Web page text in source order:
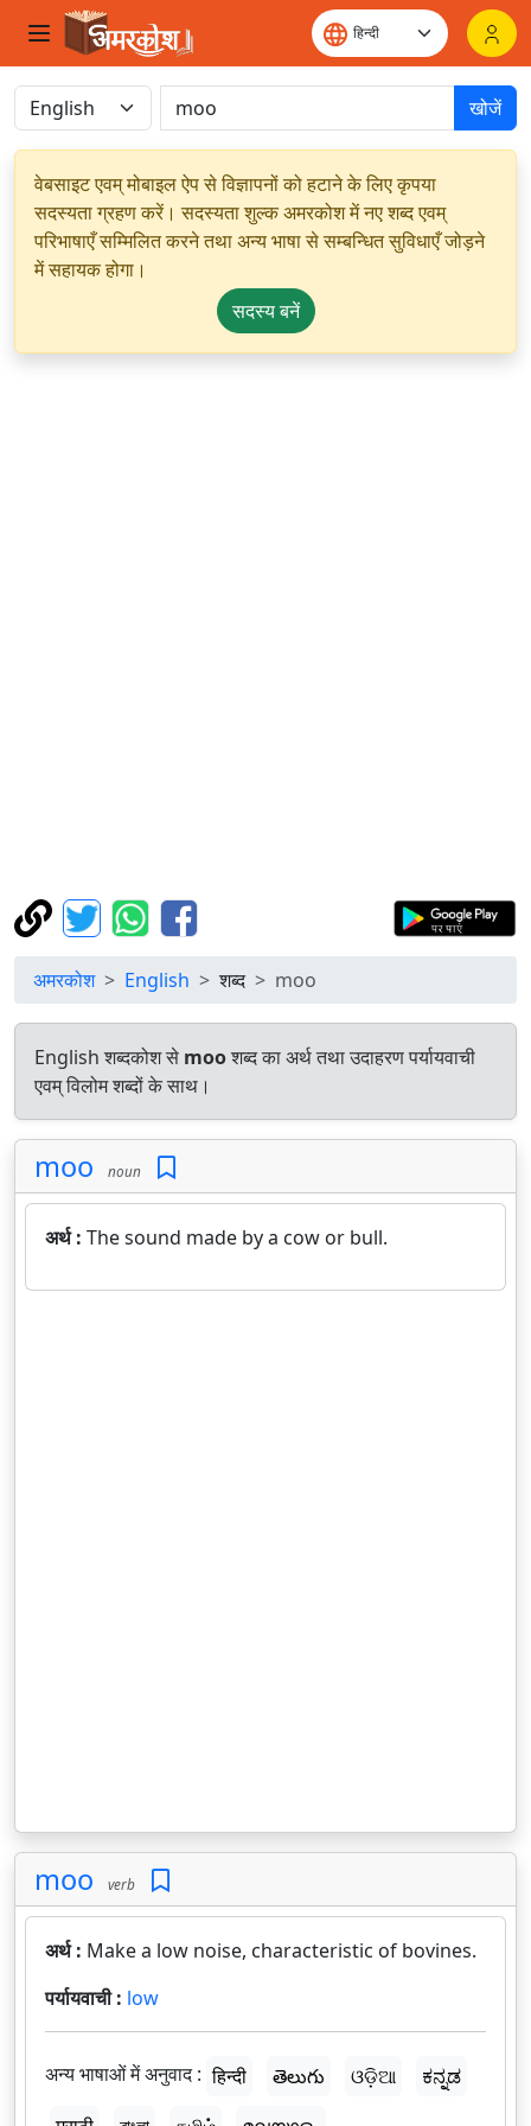
खोजें
वेबसाइट एवम् मोबाइल ऐप से विज्ञापनों को हटाने के लिए कृपया
सदस्यता ग्रहण करें। सदस्यता शुल्क अमरकोश में नए शब्द एवम्
परिभाषाएँ सम्मिलित करने तथा अन्य भाषा से सम्बन्धित सुविधाएँ जोड़ने
में सहायक होगा।
सदस्य बनें
अमरकोश English शब्द moo
English शब्दकोश से mooशब्द का अर्थ तथा उदाहरण पर्यायवाची
एवम् विलोम शब्दों के साथ।
moo noun
अर्थ : The sound made by a cow or bull.
moo verb
अर्थ : Make a low noise, characteristic of bovines.
पर्यायवाची : low
अन्य भाषाओं में अनुवाद : हिन्दी తెలుగు ଓଡ଼ିଆ
ಕನ್ನಡ